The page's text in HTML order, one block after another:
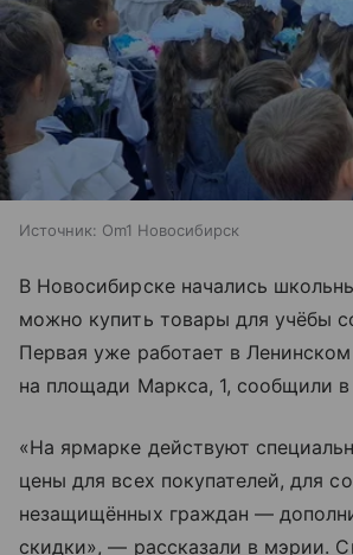
Источник: Om1 Новосибирск
В Новосибирске начались
можно купить товары для учёбы
Первая уже работает в
на площади Маркса, 1, сообщили
«На ярмарке действуют
цены для всех покупателей, для
незащищённых граждан —
скидки», — рассказали в мэрии.